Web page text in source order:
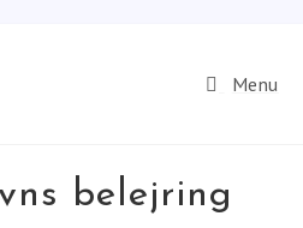
Menu
belejring